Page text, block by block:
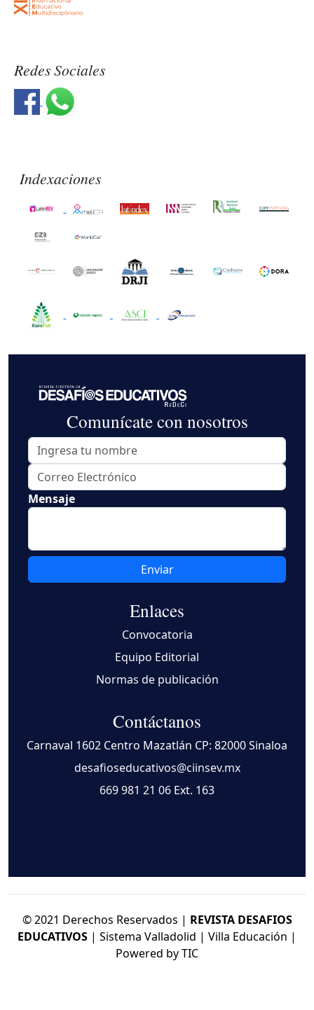
Redes Sociales
Indexaciones
Enlaces
Convocatoria
Equipo Editorial
Normas de publicación
Contáctanos
Carnaval 1602 Centro Mazatlán CP: 82000 Sinaloa
desafioseducativos@ciinsev.mx
669 981 21 06 Ext. 163
Comunícate con nosotros
Mensaje
Enviar
© 2021 Derechos Reservados | REVISTA DESAFIOS
EDUCATIVOS | Sistema Valladolid | Villa Educación |
Powered by TIC